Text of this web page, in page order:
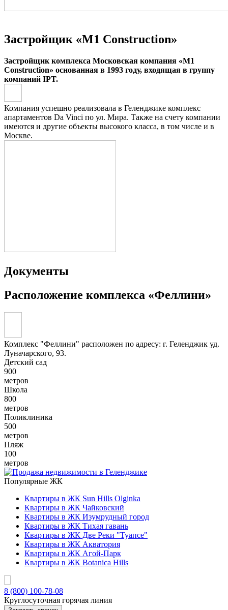
Застройщик «М1 Construction»
Застройщик комплекса Московская компания «М1
Construction» основанная в 1993 году, входящая в группу
компаний IPT.
Компания успешно реализовала в Геленджике комплекс
апартаментов Da Vinci по ул. Мира. Также на счету компании
имеются и другие объекты высокого класса, в том числе и в
Москве.
Документы
Расположение комплекса «Феллини»
Комплекс "Феллини" расположен по адресу: г. Геленджик уд.
Луначарского, 93.
Детский сад
900
метров
Школа
800
метров
Поликлиника
500
метров
Пляж
100
метров
Популярные ЖК
Квартиры в ЖК Sun Hills Olginka
Квартиры в ЖК Чайковский
Квартиры в ЖК Изумрудный город
Квартиры в ЖК Тихая гавань
Квартиры в ЖК Две Реки "Туапсе"
Квартиры в ЖК Акватория
Квартиры в ЖК Агой-Парк
Квартиры в ЖК Botanica Hills
8 (800) 100-78-08
Круглосуточная горячая линия